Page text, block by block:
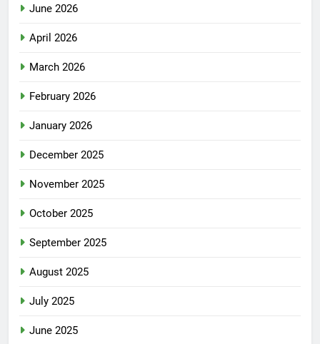
June 2026
April 2026
March 2026
February 2026
January 2026
December 2025
November 2025
October 2025
September 2025
August 2025
July 2025
June 2025